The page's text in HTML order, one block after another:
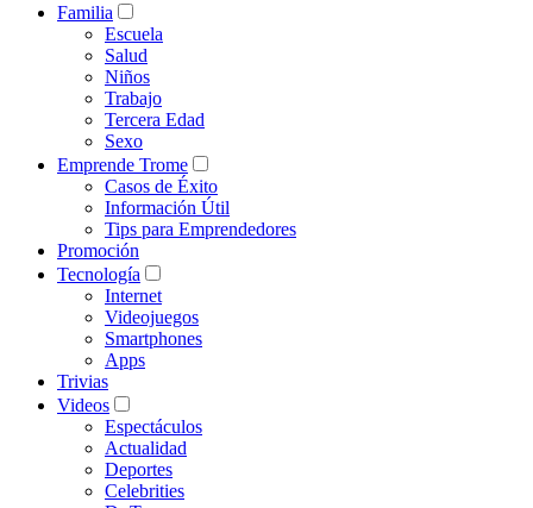
Familia
Escuela
Salud
Niños
Trabajo
Tercera Edad
Sexo
Emprende Trome
Casos de Éxito
Información Útil
Tips para Emprendedores
Promoción
Tecnología
Internet
Videojuegos
Smartphones
Apps
Trivias
Videos
Espectáculos
Actualidad
Deportes
Celebrities